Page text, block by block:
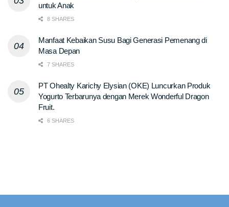
untuk Anak
8 SHARES
Manfaat Kebaikan Susu Bagi Generasi Pemenang di
Masa Depan
7 SHARES
PT Ohealty Karichy Elysian (OKE) Luncurkan Produk
Yogurto Terbarunya dengan Merek Wonderful Dragon
Fruit.
6 SHARES